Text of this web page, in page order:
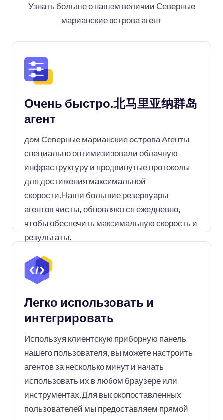
Узнать больше о нашем величии Северные
марианские острова агент
Очень быстро.北马里亚纳群岛
агент
дом Северные марианские острова Агенты
специально оптимизировали облачную
инфраструктуру и продвинутые протоколы
для достижения максимальной
скорости.Наши большие резервуары
агентов чисты, обновляются ежедневно,
чтобы обеспечить максимальную скорость и
результаты.
Легко использовать и
интегрировать
Используя клиентскую приборную панель
нашего пользователя, вы можете настроить
агентов за несколько минут и начать
использовать их в любом браузере или
инструментах.Для высокопоставленных
пользователей мы предоставляем прямой